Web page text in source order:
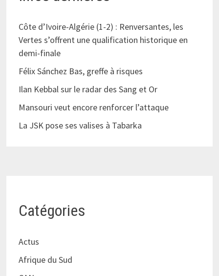
Côte d’Ivoire-Algérie (1-2) : Renversantes, les
Vertes s’offrent une qualification historique en
demi-finale
Félix Sánchez Bas, greffe à risques
Ilan Kebbal sur le radar des Sang et Or
Mansouri veut encore renforcer l’attaque
La JSK pose ses valises à Tabarka
Catégories
Actus
Afrique du Sud